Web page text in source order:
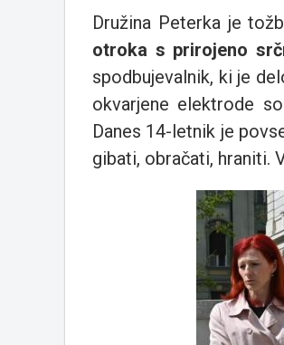
Družina Peterka je
otroka s prirojeno
spodbujevalnik, ki je
okvarjene elektrode
Danes 14-letnik je
gibati, obračati, hraniti.